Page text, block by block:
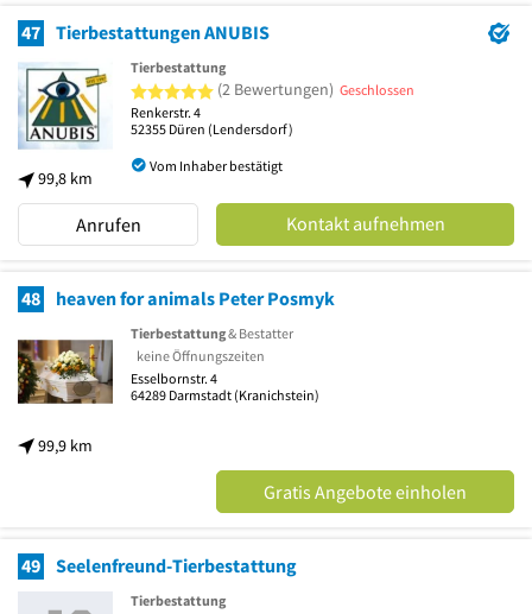
47 Tierbestattungen ANUBIS
99,8 km
Tierbestattung
5 von 5 Sternen
(2 Bewertungen) Geschlossen
Renkerstr. 4
52355 Düren (Lendersdorf)
Vom Inhaber bestätigt
Anrufen Kontakt aufnehmen
48 heaven for animals Peter Posmyk
99,9 km
Tierbestattung& Bestatter
keine Öffnungszeiten
Esselbornstr. 4
64289 Darmstadt (Kranichstein)
Gratis Angebote einholen
49 Seelenfreund-Tierbestattung
Tierbestattung